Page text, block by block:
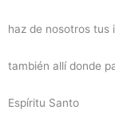
haz de nosotros tus
también allí donde
Espíritu Santo